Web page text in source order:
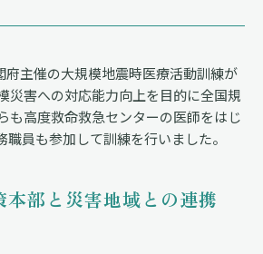
府主催の大規模地震時医療活動訓練が
災害への対応能力向上を目的に全国規
も高度救命救急センターの医師をはじ
員も参加して訓練を行いました。
部と災害地域との連携